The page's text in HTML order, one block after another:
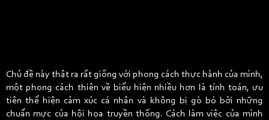
Chủ đề này thật ra rất giống với phong cách thực hành của mình,
một phong cách thiên về biểu hiện nhiều hơn là tính toán, ưu
tiên thể hiện cảm xúc cá nhân và không bị gò bó bởi những
chuẩn mực của hội họa truyền thống. Cách làm việc của mình